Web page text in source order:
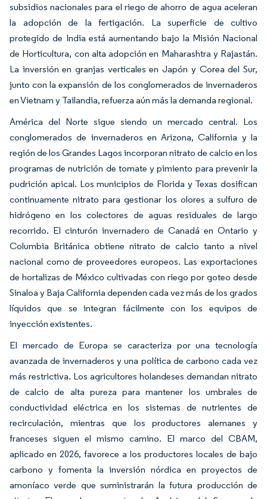
subsidios nacionales para el riego de ahorro de agua aceleran
la adopción de la fertigación. La superficie de cultivo
protegido de India está aumentando bajo la Misión Nacional
de Horticultura, con alta adopción en Maharashtra y Rajastán.
La inversión en granjas verticales en Japón y Corea del Sur,
junto con la expansión de los conglomerados de invernaderos
en Vietnam y Tailandia, refuerza aún más la demanda regional.
América del Norte sigue siendo un mercado central. Los
conglomerados de invernaderos en Arizona, California y la
región de los Grandes Lagos incorporan nitrato de calcio en los
programas de nutrición de tomate y pimiento para prevenir la
pudrición apical. Los municipios de Florida y Texas dosifican
continuamente nitrato para gestionar los olores a sulfuro de
hidrógeno en los colectores de aguas residuales de largo
recorrido. El cinturón invernadero de Canadá en Ontario y
Columbia Británica obtiene nitrato de calcio tanto a nivel
nacional como de proveedores europeos. Las exportaciones
de hortalizas de México cultivadas con riego por goteo desde
Sinaloa y Baja California dependen cada vez más de los grados
líquidos que se integran fácilmente con los equipos de
inyección existentes.
El mercado de Europa se caracteriza por una tecnología
avanzada de invernaderos y una política de carbono cada vez
más restrictiva. Los agricultores holandeses demandan nitrato
de calcio de alta pureza para mantener los umbrales de
conductividad eléctrica en los sistemas de nutrientes de
recirculación, mientras que los productores alemanes y
franceses siguen el mismo camino. El marco del CBAM,
aplicado en 2026, favorece a los productores locales de bajo
carbono y fomenta la inversión nórdica en proyectos de
amoníaco verde que suministrarán la futura producción de